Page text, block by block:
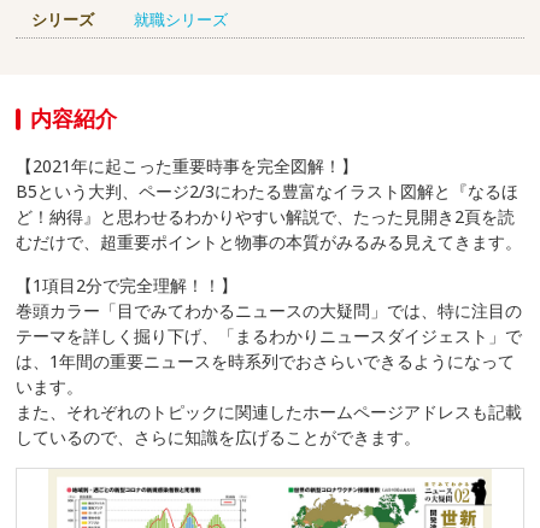
シリーズ
就職シリーズ
内容紹介
【2021年に起こった重要時事を完全図解！】
B5という大判、ページ2/3にわたる豊富なイラスト図解と『なるほ
ど！納得』と思わせるわかりやすい解説で、たった見開き2頁を読
むだけで、超重要ポイントと物事の本質がみるみる見えてきます。
【1項目2分で完全理解！！】
巻頭カラー「目でみてわかるニュースの大疑問」では、特に注目の
テーマを詳しく掘り下げ、「まるわかりニュースダイジェスト」で
は、1年間の重要ニュースを時系列でおさらいできるようになって
います。
また、それぞれのトピックに関連したホームページアドレスも記載
しているので、さらに知識を広げることができます。